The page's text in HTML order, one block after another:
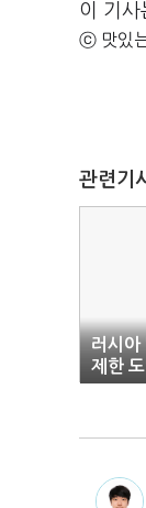
이 기사
ⓒ 맛있
관련기
러시아
제한
복" 경